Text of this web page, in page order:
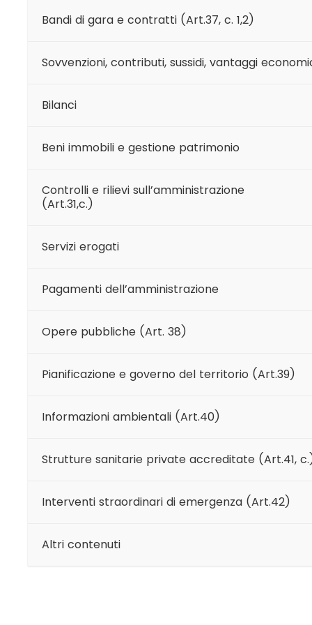
Bandi di gara e contratti (Art.37, c. 1,2)
Sovvenzioni, contributi, sussidi, vantaggi
Bilanci
Beni immobili e gestione patrimonio
Controlli e rilievi sull’amministrazione
(Art.31,c.)
Servizi erogati
Pagamenti dell’amministrazione
Opere pubbliche (Art. 38)
Pianificazione e governo del territorio (Art.39)
Informazioni ambientali (Art.40)
Strutture sanitarie private accreditate (Art.41,
Interventi straordinari di emergenza (Art.42)
Altri contenuti